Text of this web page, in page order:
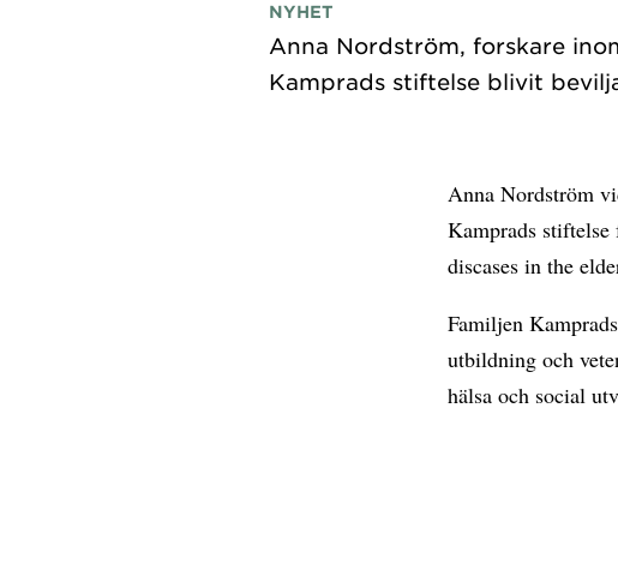
NYHET
Anna Nordström, forskare
Anna Nordström
Kamprads
discases in the
Familjen
utbildning och
hälsa och social